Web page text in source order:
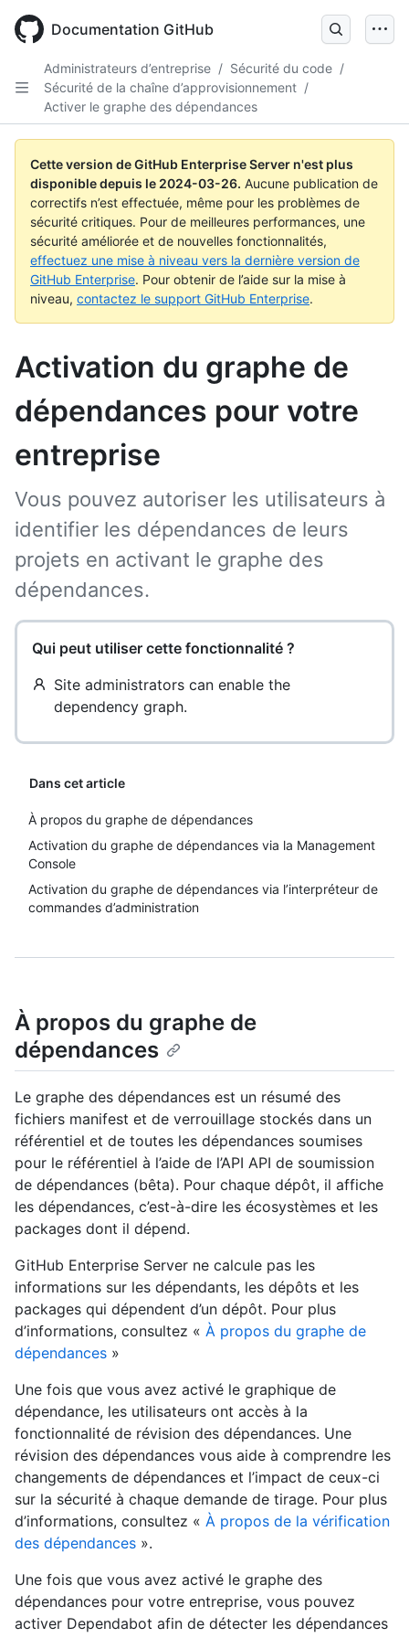
main
Documentation GitHub
Administrateurs d’entreprise / Sécurité du code /
Sécurité de la chaîne d’approvisionnement /
Activer le graphe des dépendances
Cette version de GitHub Enterprise Server n'est plus
disponible depuis le 2024-03-26. Aucune publication de
correctifs n’est effectuée, même pour les problèmes de
sécurité critiques. Pour de meilleures performances, une
sécurité améliorée et de nouvelles fonctionnalités,
effectuez une mise à niveau vers la dernière version de
GitHub Enterprise. Pour obtenir de l’aide sur la mise à
niveau, contactez le support GitHub Enterprise.
Activation du graphe de
dépendances pour votre
entreprise
Vous pouvez autoriser les utilisateurs à
identifier les dépendances de leurs
projets en activant le graphe des
dépendances.
Qui peut utiliser cette fonctionnalité ?
Site administrators can enable the
dependency graph.
Dans cet article
À propos du graphe de dépendances
Activation du graphe de dépendances via la Management
Console
Activation du graphe de dépendances via l’interpréteur de
commandes d’administration
À propos du graphe de
dépendances
Le graphe des dépendances est un résumé des
fichiers manifest et de verrouillage stockés dans un
référentiel et de toutes les dépendances soumises
pour le référentiel à l’aide de l’API API de soumission
de dépendances (bêta). Pour chaque dépôt, il affiche
les dépendances, c’est-à-dire les écosystèmes et les
packages dont il dépend.
GitHub Enterprise Server ne calcule pas les
informations sur les dépendants, les dépôts et les
packages qui dépendent d’un dépôt. Pour plus
d’informations, consultez « À propos du graphe de
dépendances »
Une fois que vous avez activé le graphique de
dépendance, les utilisateurs ont accès à la
fonctionnalité de révision des dépendances. Une
révision des dépendances vous aide à comprendre les
changements de dépendances et l’impact de ceux-ci
sur la sécurité à chaque demande de tirage. Pour plus
d’informations, consultez « À propos de la vérification
des dépendances ».
Une fois que vous avez activé le graphe des
dépendances pour votre entreprise, vous pouvez
activer Dependabot afin de détecter les dépendances